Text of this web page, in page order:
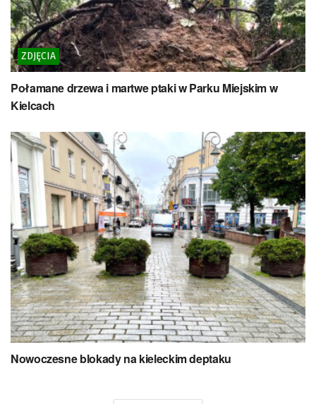
ZDJĘCIA
Połamane drzewa i martwe ptaki w Parku Miejskim w
Kielcach
Nowoczesne blokady na kieleckim deptaku